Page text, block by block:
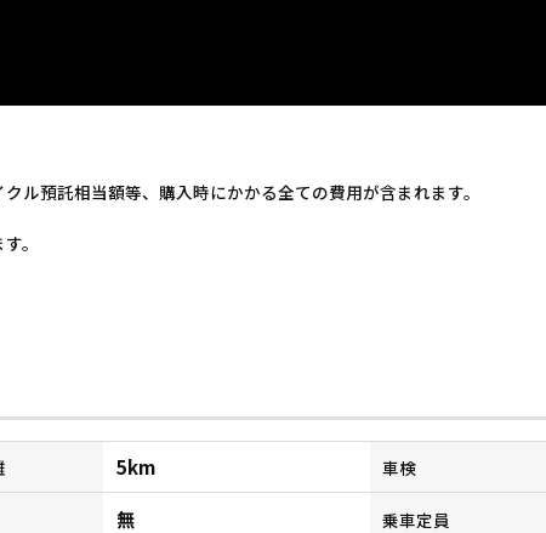
ル預託相当額等、購入時にかかる全ての費用が含まれます。
。
5km 車検
無 乗車定員